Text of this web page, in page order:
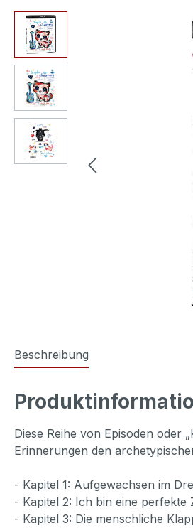
Bildergalerie überspringen
Beschreibung
Diese Reihe von Episoden oder
Erinnerungen den
- Kapitel 1: Aufgewachsen im
- Kapitel 2: Ich bin eine perfekte
- Kapitel 3: Die menschliche